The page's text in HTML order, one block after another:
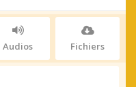
Audios Fichiers